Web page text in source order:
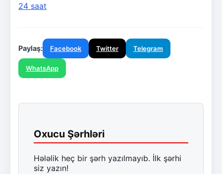
24 saat
Paylaş: Facebook Twitter Telegram
WhatsApp
Oxucu Şərhləri
Hələlik heç bir şərh yazılmayıb. İlk şərhi
siz yazın!